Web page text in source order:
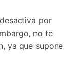
por
no te
ya que supone